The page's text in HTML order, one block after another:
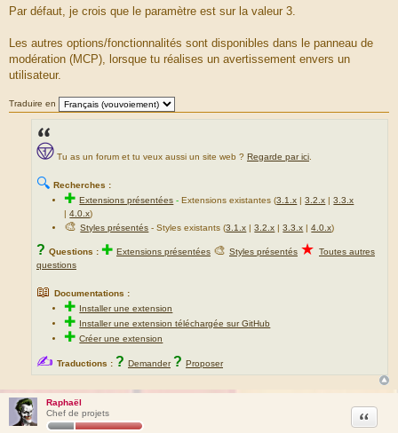
Par défaut, je crois que le paramètre est sur la valeur 3.
Les autres options/fonctionnalités sont disponibles dans le panneau de
modération (MCP), lorsque tu réalises un avertissement envers un
utilisateur.
Traduire en
Tu as un forum et tu veux aussi un site web ? Regarde par ici
🔍 Recherches :
✚Extensions présentées -Extensions existantes (3.1.x |3.2.x |3.3.x
|4.0.x)
🎨Styles présentés - Styles existants (3.1.x |3.2.x |3.3.x |4.0.x)
? Questions : ✚ Extensions présentées 🎨 Styles présentés ★ Toutes autres
questions
📖 Documentations :
✚ Installer une extension
✚ Installer une extension téléchargée sur GitHub
✚Créer une extension
✍ Traductions : ? Demander ? Proposer
Raphaël
Chef de projets
Citation